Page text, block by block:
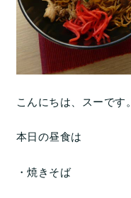
こんにちは、スーです。
本日の昼食は
・焼きそば